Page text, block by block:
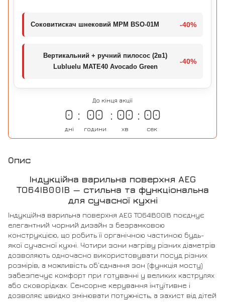
Соковитискач шнековий MPM BSO-01M -40%
Вертикальний + ручний пилосос (2в1)
Lubluelu MATE40 Avocado Green
-40%
До кінця акції
0
дні
00
години
00
хв
00
сек
Опис
Індукційна варильна поверхня AEG
TO64IB00IB — стильна та функціональна
для сучасної кухні
Індукційна варильна поверхня AEG TO64IB00IB поєднує
елегантний чорний дизайн з безрамковою
конструкцією, що робить її органічною частиною будь-
якої сучасної кухні. Чотири зони нагріву різних діаметрів
дозволяють одночасно використовувати посуд різних
розмірів, а можливість об’єднання зон (функція мосту)
забезпечує комфорт при готуванні у великих каструлях
або сковорідках. Сенсорне керування інтуїтивне і
дозволяє швидко змінювати потужність, а захист від дітей